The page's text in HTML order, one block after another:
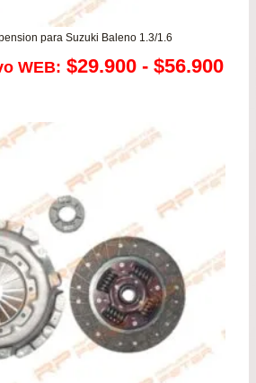
para Suzuki Baleno 1.3/1.6
WEB: $29.900 - $56.900